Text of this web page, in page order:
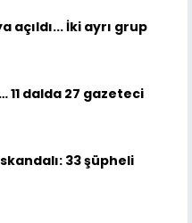
açıldı... İki ayrı grup
11 dalda 27 gazeteci
33 şüpheli